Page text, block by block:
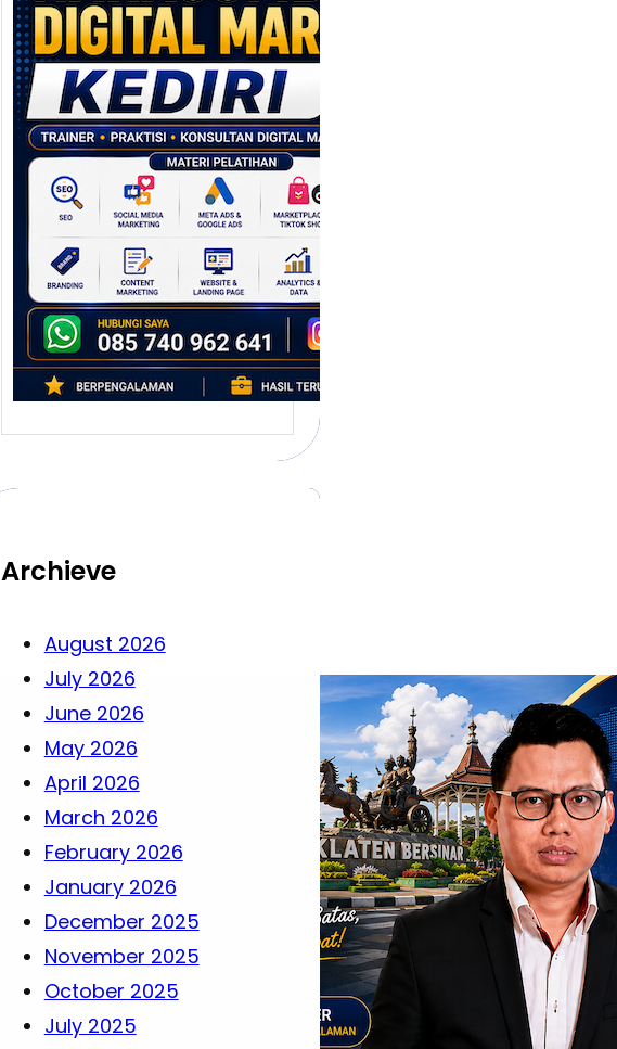
Narasumber
Digital Marketing
Kediri: Membangun
Strategi
Pemasaran
Berbasis Data
untuk Bisnis yang
Bertumbuh
Digital marketing telah
mengubah cara bisnis
berkembang. Dulu,
promosi banyak…
Archieve
August 2026
July 2026
June 2026
May 2026
April 2026
March 2026
February 2026
January 2026
December 2025
November 2025
October 2025
July 2025